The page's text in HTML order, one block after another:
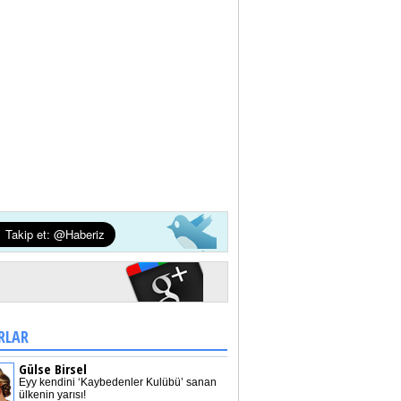
Gülse Birsel
Eyy kendini ‘Kaybedenler Kulübü’ sanan
ülkenin yarısı!